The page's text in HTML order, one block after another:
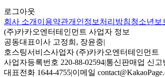
로그아웃
회사 소개 이용약관개인정보처리방침청소년보
(주)카카오엔터테인먼트 사업자 정보
공동대표이사 고정희, 장윤중|
호스팅서비스사업자 (주)카카오엔터테인먼트
사업자등록번호 220-88-02594|통신판매업 신고
대표전화 1644-4755|이메일